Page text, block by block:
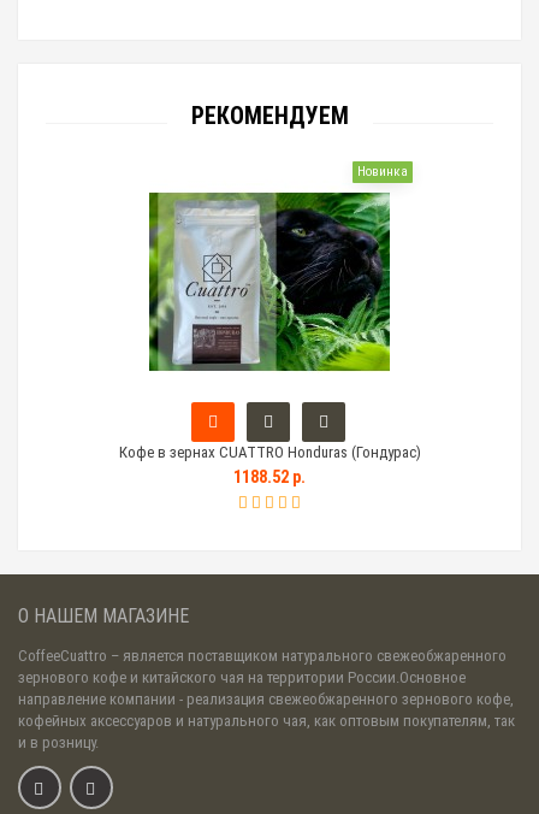
РЕКОМЕНДУЕМ
Новинка
Кофе в зернах CUATTRO Honduras (Гондурас)
1188.52 р.
О НАШЕМ МАГАЗИНЕ
CoffeeCuattro – является поставщиком натурального свежеобжаренного
зернового кофе и китайского чая на территории России.Основное
направление компании - реализация свежеобжаренного зернового кофе,
кофейных аксессуаров и натурального чая, как оптовым покупателям, так
и в розницу.